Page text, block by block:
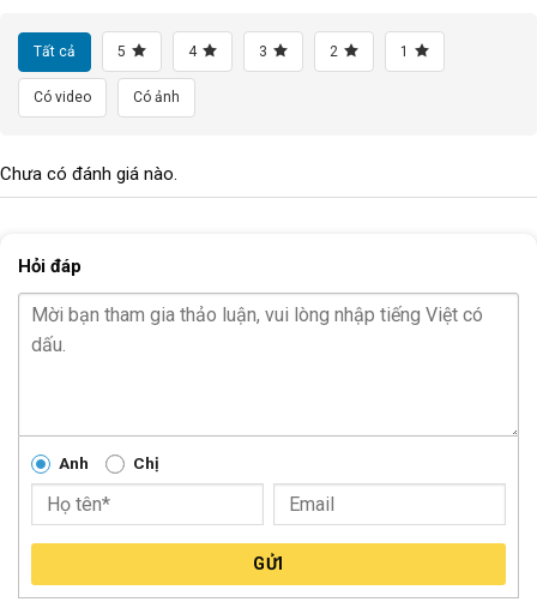
Tất cả 5 4 3 2 1
Có video Có ảnh
Chưa có đánh giá nào.
Hỏi đáp
Anh Chị
GỬI